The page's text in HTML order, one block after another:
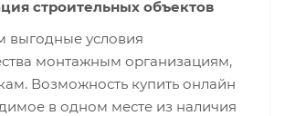
строительных объектов
выгодные условия
монтажным организациям,
Возможность купить онлайн
в одном месте из наличия